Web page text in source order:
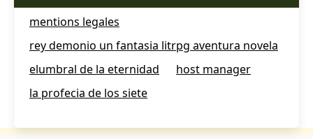
mentions legales
rey demonio un fantasia litrpg aventura novela
elumbral de la eternidad
host manager
la profecia de los siete